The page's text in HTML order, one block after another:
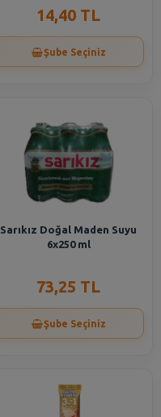
14,40 TL
Şube Seçiniz
Sarıkız Doğal Maden Suyu
6x250 ml
73,25 TL
Şube Seçiniz